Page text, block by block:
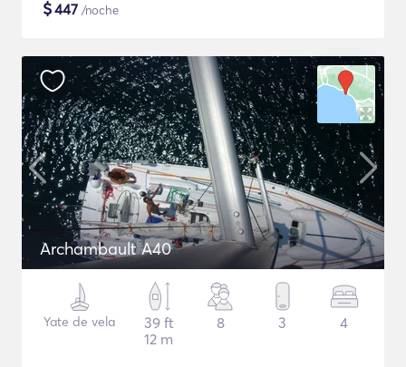
$447 /noche
Archambault A40
Yate de vela
39 ft
12 m
8 3 4